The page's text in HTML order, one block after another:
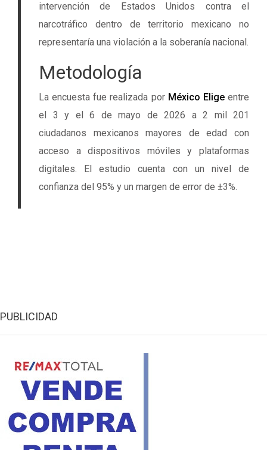
intervención de Estados Unidos contra el
narcotráfico dentro de territorio mexicano no
representaría una violación a la soberanía nacional.
Metodología
La encuesta fue realizada por México Eligeentre
el 3 y el 6 de mayo de 2026 a 2 mil 201
ciudadanos mexicanos mayores de edad con
acceso a dispositivos móviles y plataformas
digitales. El estudio cuenta con un nivel de
confianza del 95% y un margen de error de ±3%.
PUBLICIDAD